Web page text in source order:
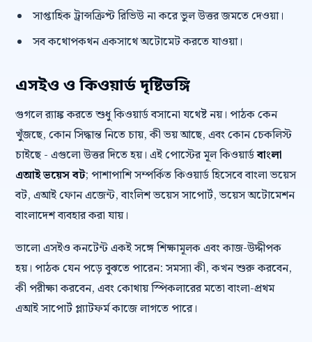
সাপ্তাহিক ট্রান্সক্রিপ্ট রিভিউ না করে ভুল উত্তর জমতে দেওয়া।
সব কথোপকথন একসাথে অটোমেট করতে যাওয়া।
এসইও ও কিওয়ার্ড দৃষ্টিভঙ্গি
গুগলে র‍্যাঙ্ক করতে শুধু কিওয়ার্ড বসানো যথেষ্ট নয়। পাঠক কেন
খুঁজছে, কোন সিদ্ধান্ত নিতে চায়, কী ভয় আছে, এবং কোন চেকলিস্ট
চাইছে - এগুলো উত্তর দিতে হয়। এই পোস্টের মূল কিওয়ার্ডবাংলা
এআই ভয়েস বট; পাশাপাশি সম্পর্কিত কিওয়ার্ড হিসেবে বাংলা ভয়েস
বট, এআই ফোন এজেন্ট, বাংলিশ ভয়েস সাপোর্ট, ভয়েস অটোমেশন
বাংলাদেশ ব্যবহার করা যায়।
ভালো এসইও কনটেন্ট একই সঙ্গে শিক্ষামূলক এবং কাজ-উদ্দীপক
হয়। পাঠক যেন পড়ে বুঝতে পারেন: সমস্যা কী, কখন শুরু করবেন,
কী পরীক্ষা করবেন, এবং কোথায় স্পিকলারের মতো বাংলা-প্রথম
এআই সাপোর্ট প্ল্যাটফর্ম কাজে লাগতে পারে।